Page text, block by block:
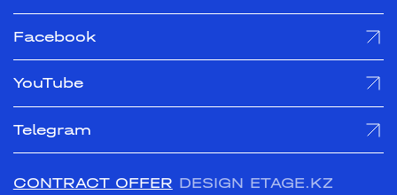
Facebook
YouTube
Telegram
CONTRACT OFFER DESIGN ETAGE.KZ